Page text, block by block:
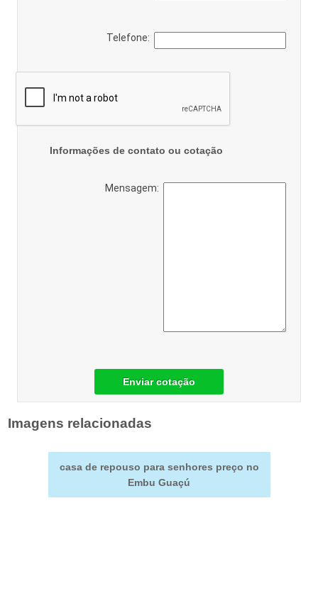
Telefone:
Informações de contato ou cotação
Mensagem:
Enviar cotação
Imagens relacionadas
casa de repouso para senhores preço no
Embu Guaçú